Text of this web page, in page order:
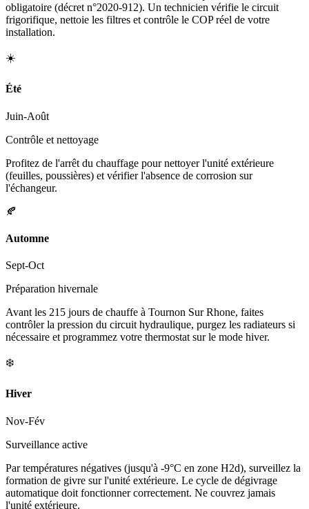
obligatoire (décret n°2020-912). Un technicien vérifie le circuit
frigorifique, nettoie les filtres et contrôle le COP réel de votre
installation.
☀️
Été
Juin-Août
Contrôle et nettoyage
Profitez de l'arrêt du chauffage pour nettoyer l'unité extérieure
(feuilles, poussières) et vérifier l'absence de corrosion sur
l'échangeur.
🍂
Automne
Sept-Oct
Préparation hivernale
Avant les 215 jours de chauffe à Tournon Sur Rhone, faites
contrôler la pression du circuit hydraulique, purgez les radiateurs si
nécessaire et programmez votre thermostat sur le mode hiver.
❄️
Hiver
Nov-Fév
Surveillance active
Par températures négatives (jusqu'à -9°C en zone H2d), surveillez la
formation de givre sur l'unité extérieure. Le cycle de dégivrage
automatique doit fonctionner correctement. Ne couvrez jamais
l'unité extérieure.